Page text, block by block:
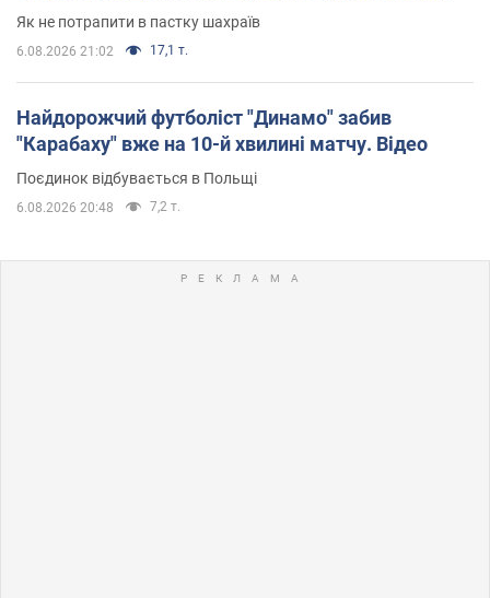
Як не потрапити в пастку шахраїв
6.08.2026 21:02 17,1 т.
Найдорожчий футболіст "Динамо" забив
"Карабаху" вже на 10-й хвилині матчу. Відео
Поєдинок відбувається в Польщі
6.08.2026 20:48 7,2 т.